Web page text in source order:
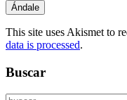
This site uses Akismet to
data is processed.
Buscar